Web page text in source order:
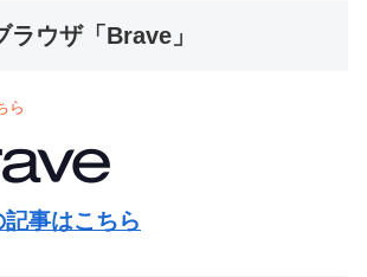
ラウザ「Brave」
ら
事はこちら